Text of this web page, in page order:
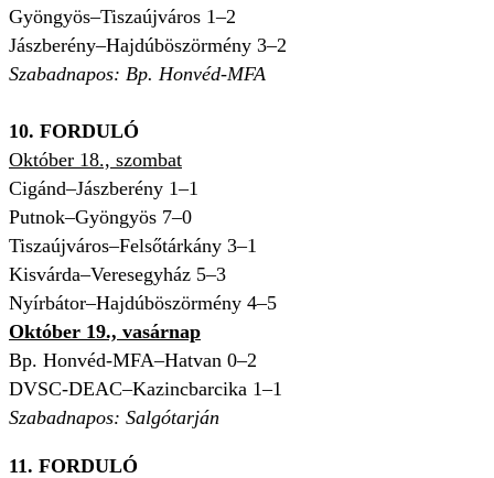
Gyöngyös–Tiszaújváros 1–2
Jászberény–Hajdúböszörmény 3–2
Szabadnapos: Bp. Honvéd-MFA
10. FORDULÓ
Október 18., szombat
Cigánd–Jászberény 1–1
Putnok–Gyöngyös 7–0
Tiszaújváros–Felsőtárkány 3–1
Kisvárda–Veresegyház 5–3
Nyírbátor–Hajdúböszörmény 4–5
Október 19., vasárnap
Bp. Honvéd-MFA–Hatvan 0–2
DVSC-DEAC–Kazincbarcika 1–1
Szabadnapos: Salgótarján
11. FORDULÓ